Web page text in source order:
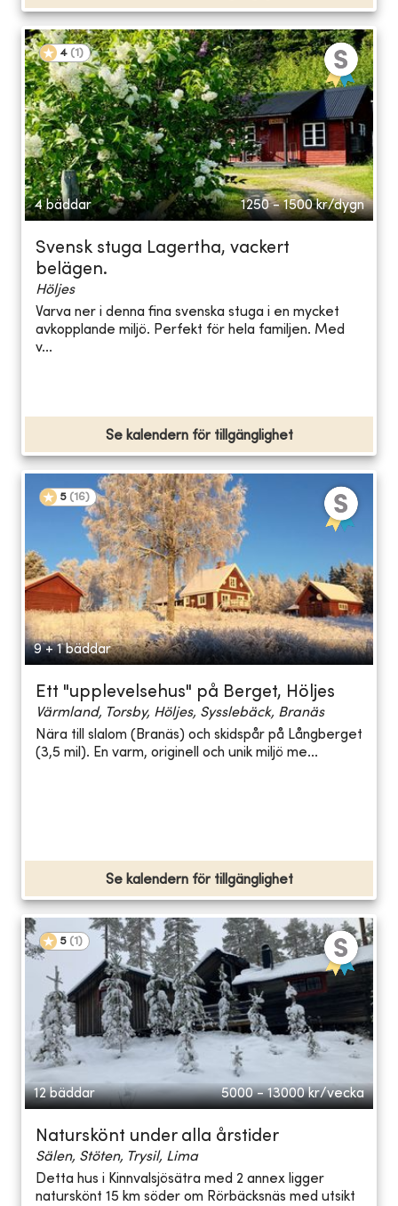
4 (1 )
4 bäddar 1250 - 1500 kr/dygn
Svensk stuga Lagertha, vackert
belägen.
Höljes
Varva ner i denna fina svenska stuga i en mycket
avkopplande miljö. Perfekt för hela familjen. Med
v...
Se kalendern för tillgänglighet
5 (16)
9 + 1 bäddar
Ett "upplevelsehus" på Berget, Höljes
Värmland, Torsby, Höljes, Sysslebäck, Branäs
Nära till slalom (Branäs) och skidspår på Långberget
(3,5 mil). En varm, originell och unik miljö me...
Se kalendern för tillgänglighet
5 (1 )
12 bäddar 5000 - 13000 kr/vecka
Naturskönt under alla årstider
Sälen, Stöten, Trysil, Lima
Detta hus i Kinnvalsjösätra med 2 annex ligger
naturskönt 15 km söder om Rörbäcksnäs med utsikt